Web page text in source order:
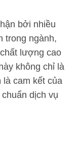
bởi nhiều
trong ngành,
lượng cao
không chỉ là
là cam kết của
dịch vụ